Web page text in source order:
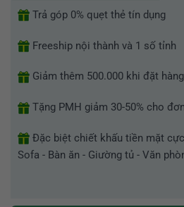
Trả góp 0% quẹt thẻ tín dụng
Freeship nội thành và 1 số tỉnh
Giảm thêm 500.000 khi đặt
Tặng PMH giảm 30-50% cho
Đặc biệt chiết khấu tiền mặt
Sofa - Bàn ăn - Giường tủ - Văn